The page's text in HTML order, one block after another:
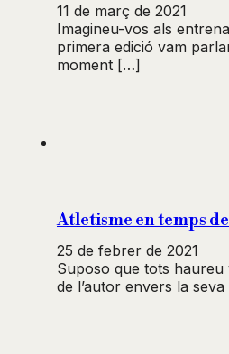
11 de març de 2021
Imagineu-vos als
primera edició vam
moment […]
Atletisme en temps
25 de febrer de 2021
Suposo que tots haureu
de l’autor envers la